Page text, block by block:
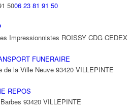
5006 23 81 91 50
Impressionnistes ROISSY CDG CEDEX
FUNERAIRE
de la Ville Neuve 93420 VILLEPINTE
REPOS
93420 VILLEPINTE